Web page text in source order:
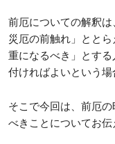
前厄についての解釈
災厄の前触れ」とと
重になるべき」とす
付ければよいという場
そこで今回は、前厄
べきことについてお伝